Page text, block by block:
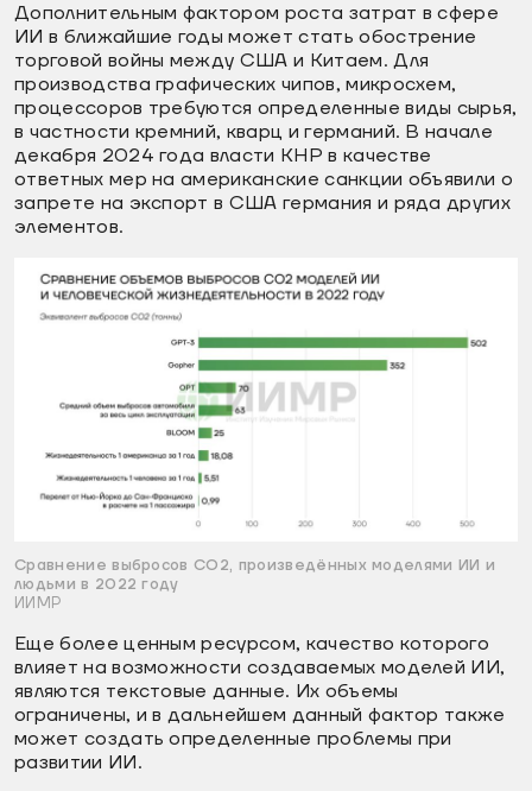
Дополнительным фактором роста затрат в сфере
ИИ в ближайшие годы может стать обострение
торговой войны между США и Китаем. Для
производства графических чипов, микросхем,
процессоров требуются определенные виды сырья,
в частности кремний, кварц и германий. В начале
декабря 2024 года власти КНР в качестве
ответных мер на американские санкции объявили о
запрете на экспорт в США германия и ряда других
элементов.
Сравнение выбросов СО2, произведённых моделями ИИ и
людьми в 2022 году
ИИМР
Еще более ценным ресурсом, качество которого
влияет на возможности создаваемых моделей ИИ,
являются текстовые данные. Их объемы
ограничены, и в дальнейшем данный фактор также
может создать определенные проблемы при
развитии ИИ.